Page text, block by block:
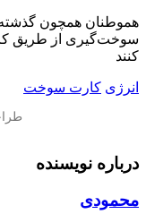
هموطنان همچون
کنند
انرژی کارت سوخت
درباره نویسنده
محمودی